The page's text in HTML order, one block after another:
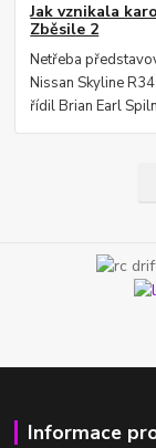
Jak vznikala
Zběsile 2
Netřeba
Nissan Skyline
řídil Brian Earl
Informace